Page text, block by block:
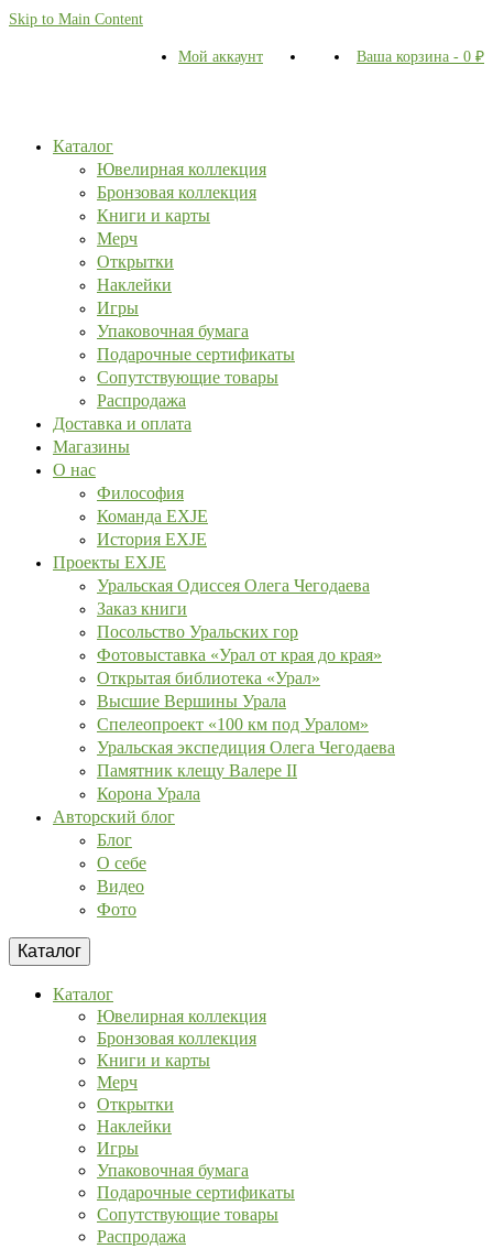
Skip to Main Content
Мой аккаунт Ваша корзина - 0 ₽
Каталог
Ювелирная коллекция
Бронзовая коллекция
Книги и карты
Мерч
Открытки
Наклейки
Игры
Упаковочная бумага
Подарочные сертификаты
Сопутствующие товары
Распродажа
Доставка и оплата
Магазины
О нас
Философия
Команда EXJE
История EXJE
Проекты EXJE
Уральская Одиссея Олега Чегодаева
Заказ книги
Посольство Уральских гор
Фотовыставка «Урал от края до края»
Открытая библиотека «Урал»
Высшие Вершины Урала
Спелеопроект «100 км под Уралом»
Уральская экспедиция Олега Чегодаева
Памятник клещу Валере II
Корона Урала
Авторский блог
Блог
О себе
Видео
Фото
Каталог
Каталог
Ювелирная коллекция
Бронзовая коллекция
Книги и карты
Мерч
Открытки
Наклейки
Игры
Упаковочная бумага
Подарочные сертификаты
Сопутствующие товары
Распродажа